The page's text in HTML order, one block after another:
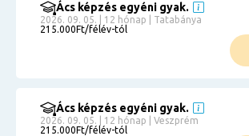
Ács képzés egyéni gyak.
2026. 09. 05. | 12 hónap | Tatabánya
215.000Ft/félév-tól
Ács képzés egyéni gyak.
2026. 09. 05. | 12 hónap | Veszprém
215.000Ft/félév-tól